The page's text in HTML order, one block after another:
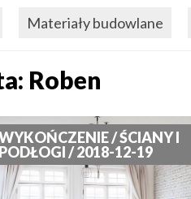
Materiały budowlane
Roben
/ ŚCIANY I
PODŁOGI / 2018-12-19